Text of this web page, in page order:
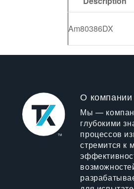
Am80386DX
О компании
Мы —
глубокими
процессов
стремится к